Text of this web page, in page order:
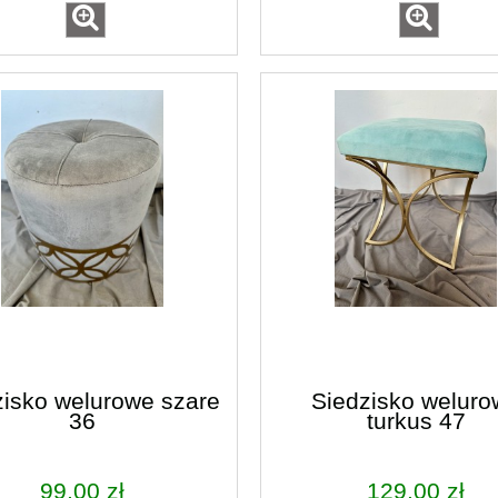
welurowe szare
36
99,00 zł
Siedzisko
turkus 47
129,00 zł